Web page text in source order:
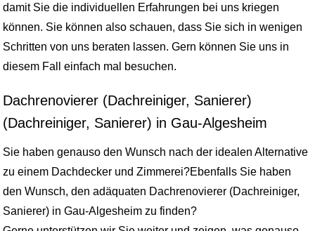
damit Sie die individuellen Erfahrungen bei uns kriegen
können. Sie können also schauen, dass Sie sich in wenigen
Schritten von uns beraten lassen. Gern können Sie uns in
diesem Fall einfach mal besuchen.
Dachrenovierer (Dachreiniger, Sanierer)
(Dachreiniger, Sanierer) in Gau-Algesheim
Sie haben genauso den Wunsch nach der idealen Alternative
zu einem Dachdecker und Zimmerei?Ebenfalls Sie haben
den Wunsch, den adäquaten Dachrenovierer (Dachreiniger,
Sanierer) in Gau-Algesheim zu finden?